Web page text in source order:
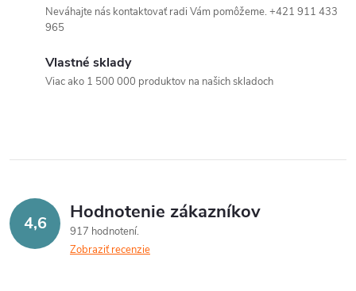
Neváhajte nás kontaktovať radi Vám pomôžeme. +421 911 433
965
Vlastné sklady
Viac ako 1 500 000 produktov na našich skladoch
4,6 Hodnotenie zákazníkov
917 hodnotení
Zobraziť recenzie